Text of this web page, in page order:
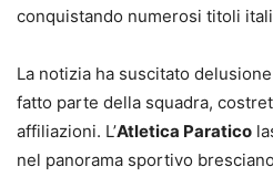
conquistando numerosi titoli
La notizia ha suscitato
fatto parte della squadra,
affiliazioni. L’Atletica Paratico
nel panorama sportivo